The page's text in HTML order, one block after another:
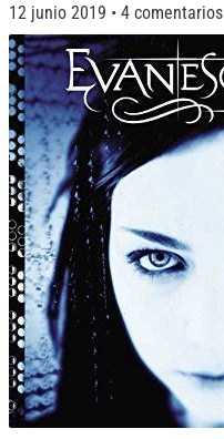
12 junio 2019
4 comentarios